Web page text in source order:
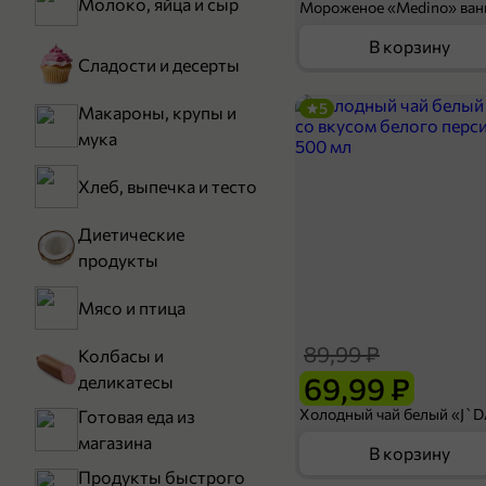
Сладости и десерты
Макароны, крупы и
мука
Хлеб, выпечка и тесто
Диетические
продукты
Мясо и птица
Колбасы и
деликатесы
Готовая еда из
магазина
Продукты быстрого
В корзину
69,99 ₽
89,99 ₽
5
В корзину